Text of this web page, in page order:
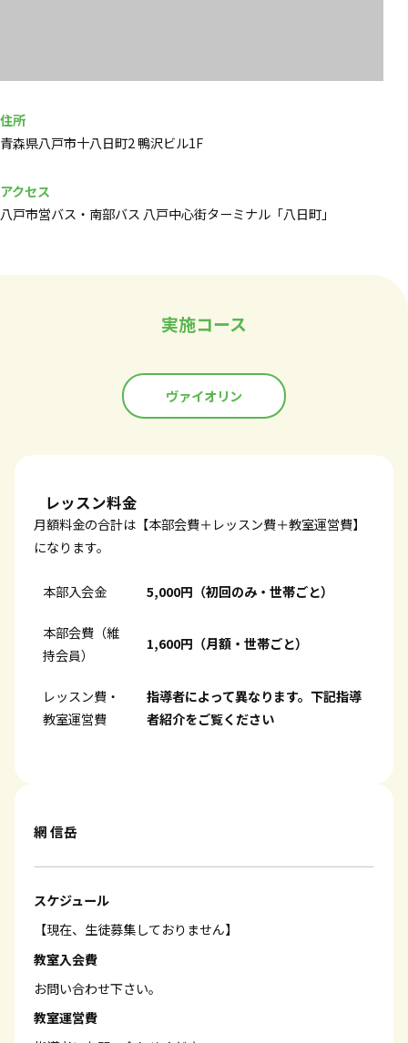
住所
青森県八戸市十八日町2 鴨沢ビル1F
アクセス
八戸市営バス・南部バス 八戸中心街ターミナル「八日町」
実施コース
ヴァイオリン
レッスン料金
月額料金の合計は【本部会費＋レッスン費＋教室運営費】
になります。
本部入会金 5,000円（初回のみ・世帯ごと）
本部会費（維
持会員）
1,600円（月額・世帯ごと）
レッスン費・
教室運営費
指導者によって異なります。下記指導
者紹介をご覧ください
網 信岳
スケジュール
【現在、生徒募集しておりません】
教室入会費
お問い合わせ下さい。
教室運営費